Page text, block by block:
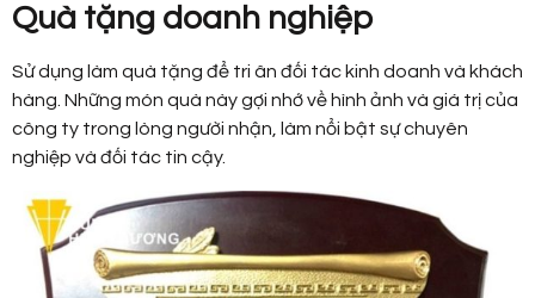
Quà tặng doanh nghiệp
Sử dụng làm quà tặng để tri ân đối tác kinh doanh và khách
hàng. Những món quà này gợi nhớ về hình ảnh và giá trị của
công ty trong lòng người nhận, làm nổi bật sự chuyên
nghiệp và đối tác tin cậy.